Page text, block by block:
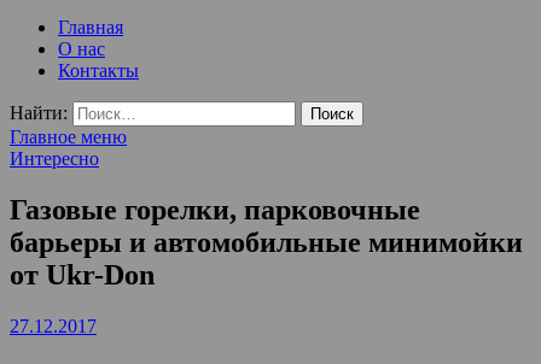
Ремонт и отделка квартир. Бытовые услуги.
Электромонтажные работы, ремонт квартир недорого.
Восстановление и ремонт вентиляции.
ООО Домус — ремонт квартир, обслуживание и ремонт
вентиляции, монтаж систем приточной вентиляции.
Главная
О нас
Контакты
Найти:
Главное меню
Интересно
Газовые горелки, парковочные
барьеры и автомобильные минимойки
от Ukr-Don
27.12.2017